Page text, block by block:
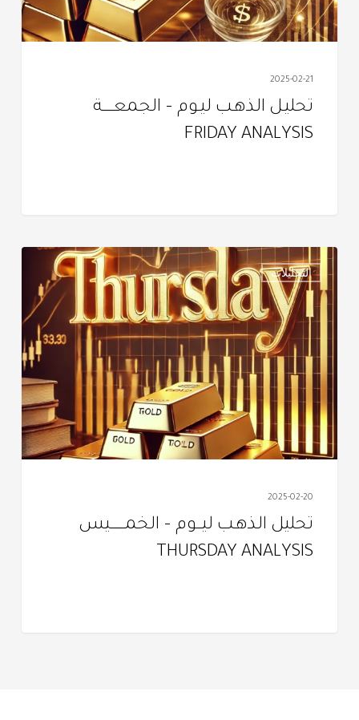
ANALYSIS
2025-02-21
تحليـل الذهـب ليـوم – الجمعـــــــة
FRIDAY ANALYSIS
التحليلات
تحليل
الذهـب
ليـــوم
الخمـــــــــيس
THURSDAY
ANALYSIS
2025-02-20
تحليل الذهـب ليـــوم – الخمـــــــــيس
THURSDAY ANALYSIS